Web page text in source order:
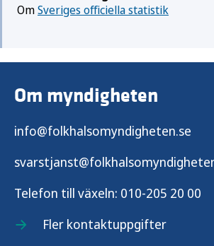
OmSveriges officiella statistik
Om myndigheten
info@folkhalsomyndigheten.se
Telefon till växeln: 010-205 20 00
Fler kontaktuppgifter